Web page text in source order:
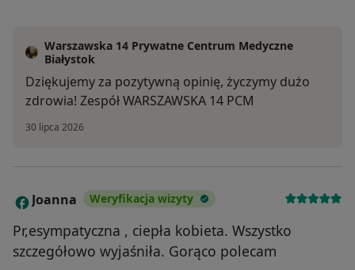
Warszawska 14 Prywatne Centrum Medyczne
Białystok
Dziękujemy za pozytywną opinię, życzymy dużo
zdrowia! Zespół WARSZAWSKA 14 PCM
30 lipca 2026
J Joanna Weryfikacja wizyty
Pr,esympatyczna , ciepła kobieta. Wszystko
szczegółowo wyjaśniła. Gorąco polecam